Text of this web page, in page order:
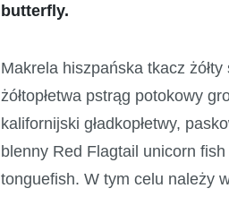
butterfly.
Makrela hiszpańska tkacz
żółtopłetwa pstrąg potokowy
kalifornijski gładkopłetwy,
blenny Red Flagtail unicorn
tonguefish. W tym celu należy